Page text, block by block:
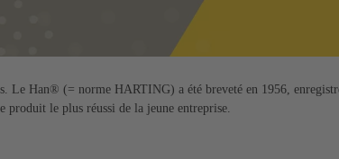
Le Han® (= norme HARTING) a été breveté en 1956,
produit le plus réussi de la jeune entreprise.